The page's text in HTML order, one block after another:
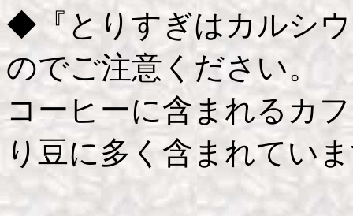
◆『とりすぎはカルシ
のでご注意ください。
コーヒーに含まれるカ
り豆に多く含まれてい